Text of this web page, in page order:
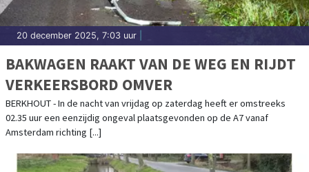
20 december 2025, 7:03 uur
BAKWAGEN RAAKT VAN DE WEG EN RIJDT
VERKEERSBORD OMVER
BERKHOUT - In de nacht van vrijdag op zaterdag heeft er omstreeks
02.35 uur een eenzijdig ongeval plaatsgevonden op de A7 vanaf
Amsterdam richting [...]